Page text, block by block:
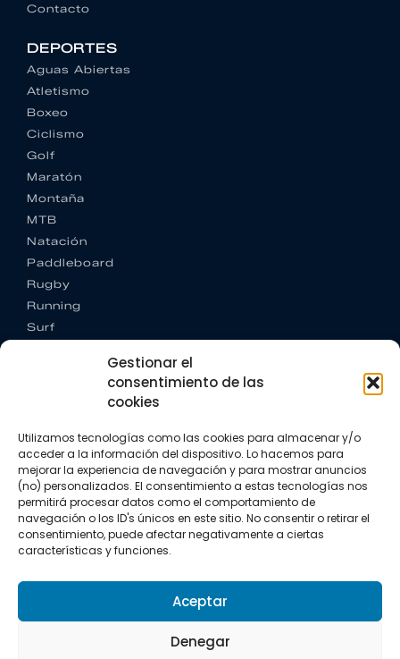
Gestionar el
consentimiento de las
cookies
Utilizamos tecnologías como las cookies para almacenar y/o
acceder a la información del dispositivo. Lo hacemos para
mejorar la experiencia de navegación y para mostrar anuncios
(no) personalizados. El consentimiento a estas tecnologías nos
permitirá procesar datos como el comportamiento de
navegación o los ID's únicos en este sitio. No consentir o retirar el
consentimiento, puede afectar negativamente a ciertas
características y funciones.
Aceptar
Denegar
Contacto
DEPORTES
Aguas Abiertas
Atletismo
Boxeo
Ciclismo
Golf
Maratón
Montaña
MTB
Natación
Paddleboard
Rugby
Running
Surf
CONTACTO
+34 662 342 177
info@vkssport.com
SÍGUENOS
Política de privacidad
Política de cookies